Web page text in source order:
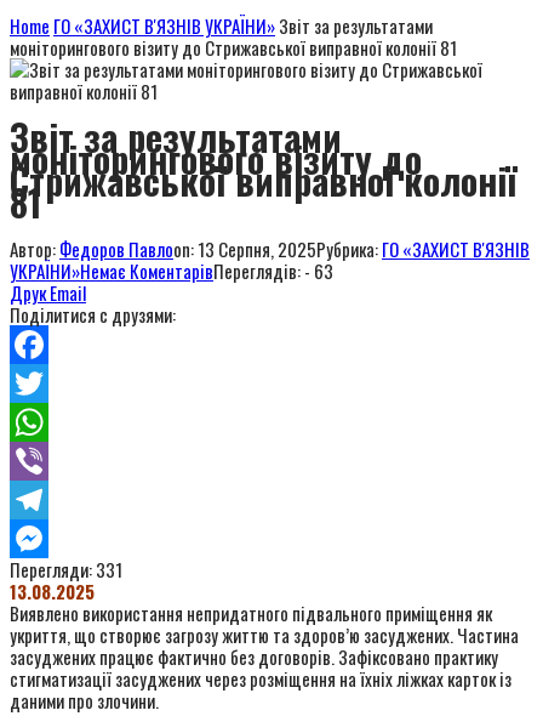
Home ГО «ЗАХИСТ В'ЯЗНІВ УКРАЇНИ»Звіт за результатами
моніторингового візиту до Стрижавської виправної колонії 81
Звіт за результатами
моніторингового візиту до
Стрижавської виправної колонії
81
Автор:Федоров Павлоon:13 Серпня, 2025Рубрика:ГО «ЗАХИСТ В'ЯЗНІВ
УКРАЇНИ»Немає КоментарівПереглядів: - 63
ДрукEmail
Поділитися с друзями:
Facebook
Twitter
WhatsApp
Viber
Telegram
Messenger
Перегляди:331
13.08.2025
Виявлено використання непридатного підвального приміщення як
укриття, що створює загрозу життю та здоров’ю засуджених. Частина
засуджених працює фактично без договорів. Зафіксовано практику
стигматизації засуджених через розміщення на їхніх ліжках карток із
даними про злочини.